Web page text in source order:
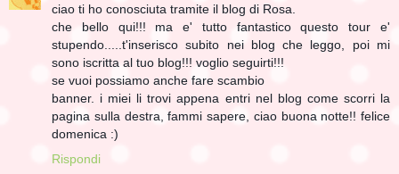
ciao ti ho conosciuta tramite il blog di Rosa.
che bello qui!!! ma e' tutto fantastico questo tour e'
stupendo.....t'inserisco subito nei blog che leggo, poi mi
sono iscritta al tuo blog!!! voglio seguirti!!!
se vuoi possiamo anche fare scambio
banner. i miei li trovi appena entri nel blog come scorri la
pagina sulla destra, fammi sapere, ciao buona notte!! felice
domenica :)
Rispondi